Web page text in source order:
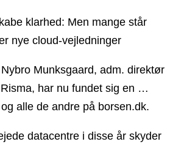
klarhed: Men mange står
nye cloud-vejledninger
Munksgaard, adm. direktør
har nu fundet sig en …
alle de andre på borsen.dk.
datacentre i disse år skyder